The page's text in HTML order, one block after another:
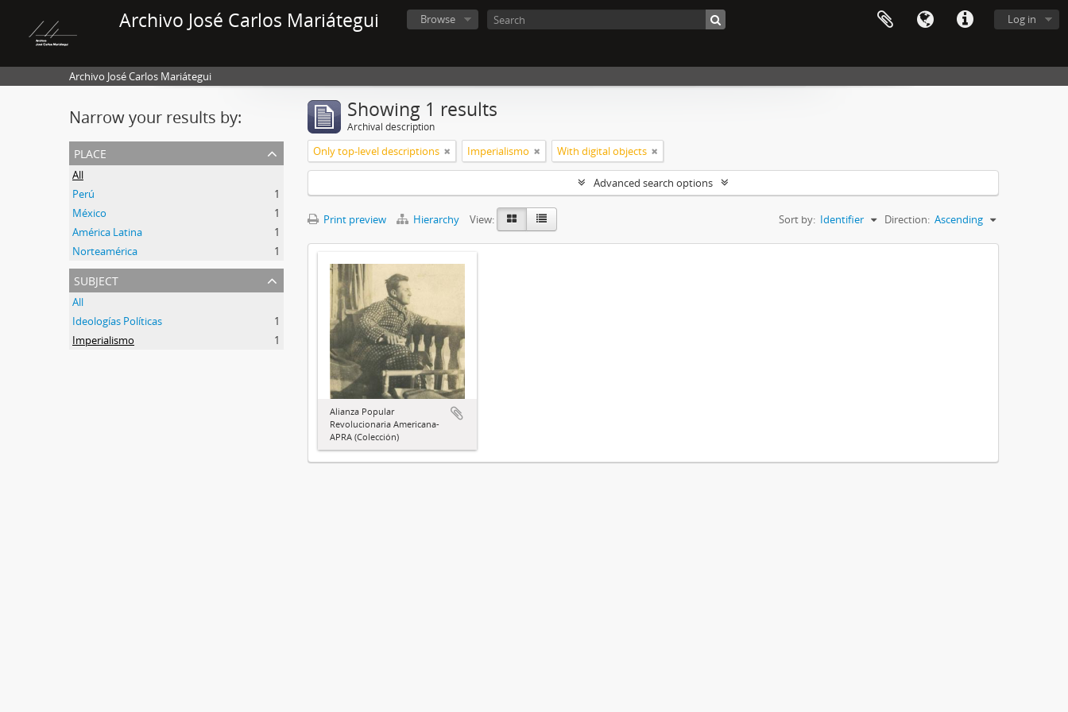
Archivo José Carlos Mariátegui Log in
Browse
Archivo José Carlos Mariátegui
Narrow your results by:
place
All
Perú
1
México
1
América Latina
1
Norteamérica
1
subject
All
Ideologías Políticas
1
Imperialismo
1
Showing 1 results
Archival description
Only top-level descriptions Imperialismo With digital objects
Advanced search options
Print preview Hierarchy View: Sort by: Identifier Direction: Ascending
Alianza Popular
Revolucionaria Americana-
APRA (Colección)